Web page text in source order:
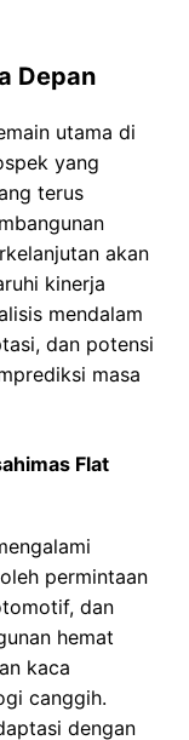
Depan
utama di
yang
terus
akan
kinerja
mendalam
dan potensi
masa
Flat
permintaan
dan
hemat
kaca
canggih.
dengan